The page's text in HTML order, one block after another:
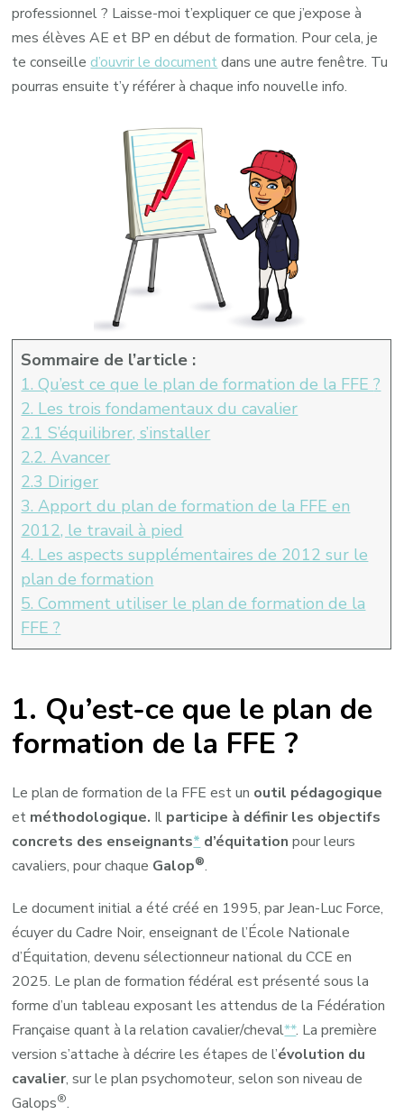
professionnel ? Laisse-moi t’expliquer ce que j’expose à
mes élèves AE et BP en début de formation. Pour cela, je
te conseilled’ouvrir le documentdans une autre fenêtre. Tu
pourras ensuite t’y référer à chaque info nouvelle info.
Sommaire de l’article :
1. Qu’est ce que le plan de formation de la FFE?
2. Les trois fondamentaux du cavalier
2.1 S’équilibrer, s’installer
2.2. Avancer
2.3 Diriger
3. Apport du plan de formation de la FFE en
2012, le travail à pied
4. Les aspects supplémentaires de 2012 sur le
plan de formation
5. Comment utiliser le plan de formation de la
FFE ?
1. Qu’est-ce que le plan de
formation de la FFE ?
Le plan de formation de la FFE est un outil pédagogique
et méthodologique. Il participe à définir les objectifs
concrets des enseignants* d’équitation pour leurs
cavaliers, pour chaque Galop®.
Le document initial a été créé en 1995, par Jean-Luc Force,
écuyer du Cadre Noir, enseignant de l’École Nationale
d’Équitation, devenu sélectionneur national du CCE en
2025. Le plan de formation fédéral est présenté sous la
forme d’un tableau exposant les attendus de la Fédération
Française quant à la relation cavalier/cheval**. La première
version s’attache à décrire les étapes de l’évolution du
cavalier, sur le plan psychomoteur, selon son niveau de
Galops®.